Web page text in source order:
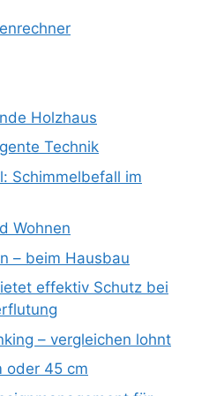
Holzhaus
Technik
Schimmelbefall im
Wohnen
– beim Hausbau
effektiv Schutz bei
– vergleichen lohnt
oder 45 cm